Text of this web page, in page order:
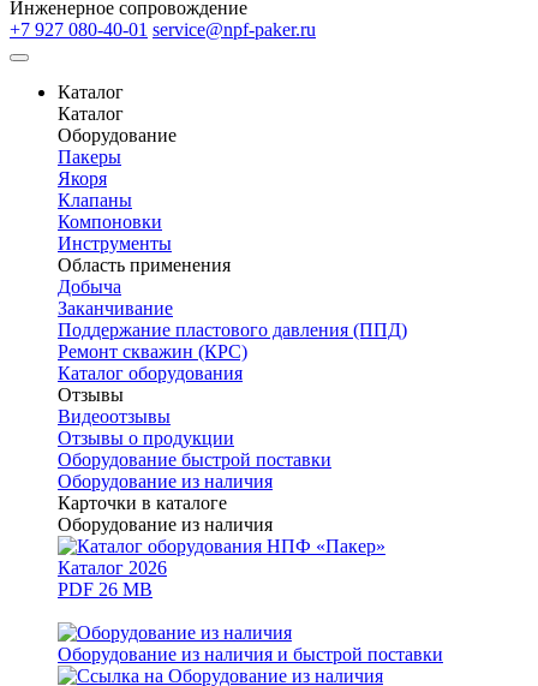
Инженерное сопровождение
+7 927 080-40-01 service@npf-paker.ru
Каталог
Каталог
Оборудование
Пакеры
Якоря
Клапаны
Компоновки
Инструменты
Область применения
Добыча
Заканчивание
Поддержание пластового давления (ППД)
Ремонт скважин (КРС)
Каталог оборудования
Отзывы
Видеоотзывы
Отзывы о продукции
Оборудование быстрой поставки
Оборудование из наличия
Карточки в каталоге
Оборудование из наличия
Каталог 2026
PDF 26 MB
Оборудование из наличия и быстрой поставки